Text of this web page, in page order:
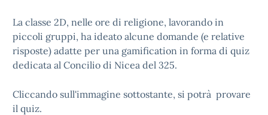
La classe 2D, nelle ore di religione, lavorando in
piccoli gruppi, ha ideato alcune domande (e relative
risposte) adatte per una gamification in forma di quiz
dedicata al Concilio di Nicea del 325.
Cliccando sull'immagine sottostante, si potrà provare
il quiz.